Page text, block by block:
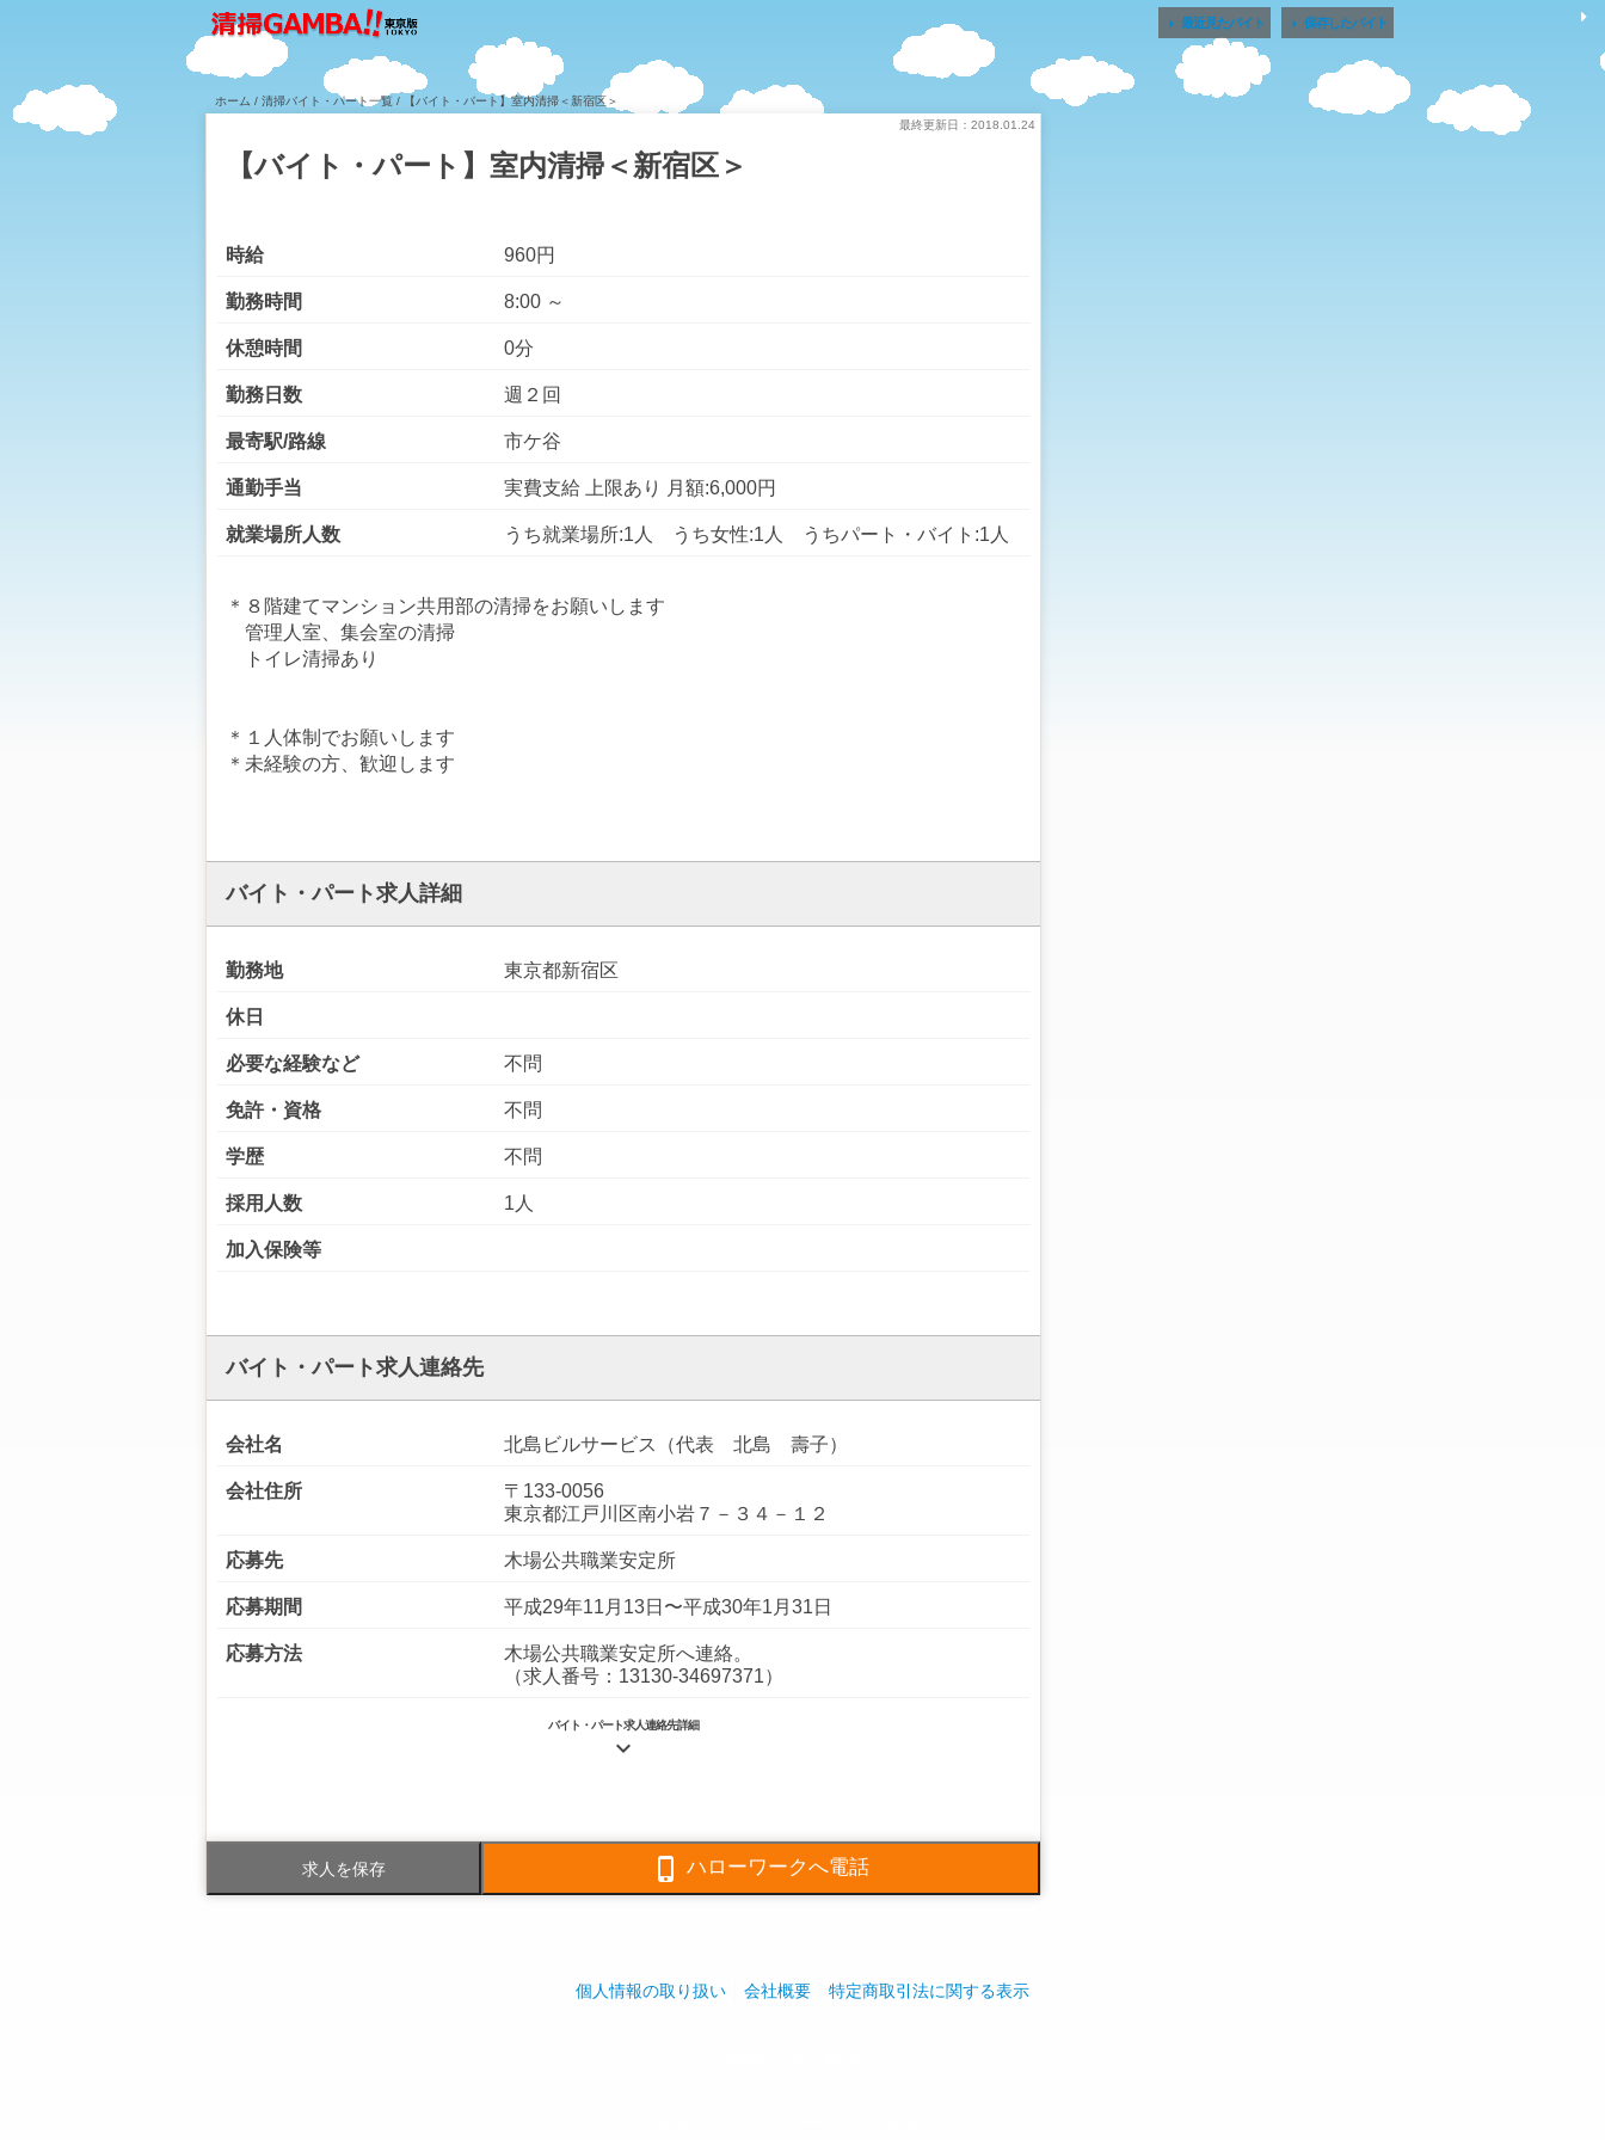
 最近見たバイト  保存したバイト
ホーム / 清掃バイト・パート一覧 / 【バイト・パート】室内清掃＜新宿区＞
最終更新日：2018.01.24
【バイト・パート】室内清掃＜新宿区＞
時給 960円
勤務時間 8:00 ～
休憩時間 0分
勤務日数 週２回
最寄駅/路線 市ケ谷
通勤手当 実費支給 上限あり 月額:6,000円
就業場所人数 うち就業場所:1人 うち女性:1人 うちパート・バイト:1人
＊８階建てマンション共用部の清掃をお願いします
管理人室、集会室の清掃
トイレ清掃あり
＊１人体制でお願いします
＊未経験の方、歓迎します
バイト・パート求人詳細
勤務地 東京都新宿区
休日
必要な経験など 不問
免許・資格 不問
学歴 不問
採用人数 1人
加入保険等
バイト・パート求人連絡先
会社名 北島ビルサービス（代表 北島 壽子）
会社住所
〒133-0056
東京都江戸川区南小岩７－３４－１２
応募先 木場公共職業安定所
応募期間 平成29年11月13日〜平成30年1月31日
応募方法
木場公共職業安定所へ連絡。
（求人番号：13130-34697371）
バイト・パート求人連絡先詳細

都内各地のビル室内の清掃（トイレ清掃、バキューム掛け
等）
求人を保存  ハローワークへ電話
個人情報の取り扱い 会社概要 特定商取引法に関する表示